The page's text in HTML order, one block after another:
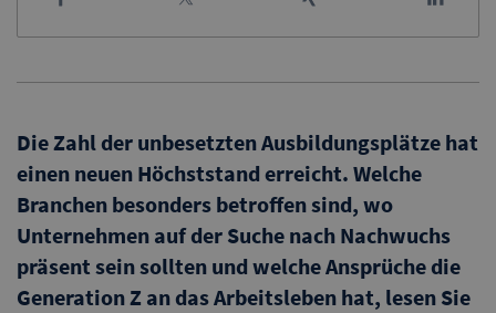
Die Zahl der unbesetzten Ausbildungsplätze hat
einen neuen Höchststand erreicht. Welche
Branchen besonders betroffen sind, wo
Unternehmen auf der Suche nach Nachwuchs
präsent sein sollten und welche Ansprüche die
Generation Z an das Arbeitsleben hat, lesen Sie